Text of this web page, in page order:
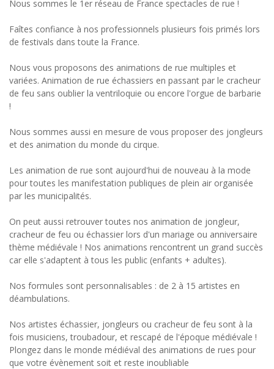
Nous sommes le 1er réseau de France spectacles de rue !
Faîtes confiance à nos professionnels plusieurs fois primés lors
de festivals dans toute la France.
Nous vous proposons des animations de rue multiples et
variées. Animation de rue échassiers en passant par le cracheur
de feu sans oublier la ventriloquie ou encore l'orgue de barbarie
!
Nous sommes aussi en mesure de vous proposer des jongleurs
et des animation du monde du cirque.
Les animation de rue sont aujourd'hui de nouveau à la mode
pour toutes les manifestation publiques de plein air organisée
par les municipalités.
On peut aussi retrouver toutes nos animation de jongleur,
cracheur de feu ou échassier lors d'un mariage ou anniversaire
thème médiévale ! Nos animations rencontrent un grand succès
car elle s'adaptent à tous les public (enfants + adultes).
Nos formules sont personnalisables : de 2 à 15 artistes en
déambulations.
Nos artistes échassier, jongleurs ou cracheur de feu sont à la
fois musiciens, troubadour, et rescapé de l'époque médiévale !
Plongez dans le monde médiéval des animations de rues pour
que votre évènement soit et reste inoubliable